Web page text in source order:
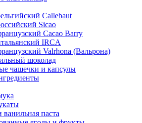
Callebaut
Sicao
Cacao Barry
IRCA
Valrhona (Вальрона)
шоколад
чашечки и капсулы
ванильная паста